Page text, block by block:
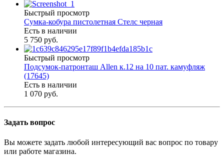
Быстрый просмотр
Сумка-кобура пистолетная Стелс черная
Есть в наличии
5 750 руб.
Быстрый просмотр
Подсумок-патронташ Allen к.12 на 10 пат. камуфляж
(17645)
Есть в наличии
1 070 руб.
Задать вопрос
Вы можете задать любой интересующий вас вопрос по товару
или работе магазина.